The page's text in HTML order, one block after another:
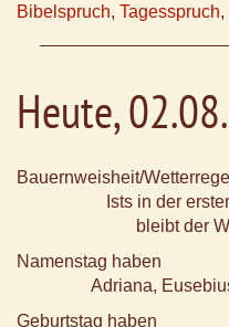
Bibelspruch, Tagesspruch,
Heute,
Bauernweisheit/Wetterregel
Ists in der
bleibt der
Namenstag haben
Adriana,
Geburtstag haben